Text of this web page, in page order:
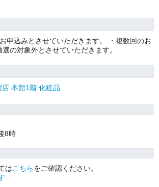
申込みとさせていただきます。 ・複数回のお
の対象外とさせていただきます。
本館1階 化粧品
8時
はこちらをご確認ください。